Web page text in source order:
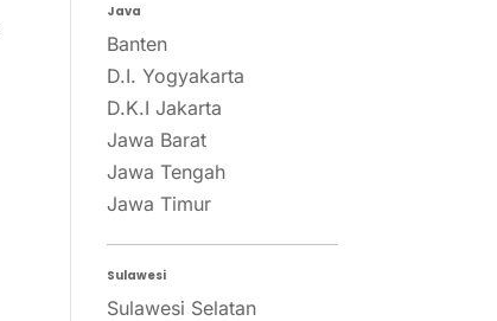
Java
Banten
D.I. Yogyakarta
D.K.I Jakarta
Jawa Barat
Jawa Tengah
Jawa Timur
Sulawesi
Sulawesi Selatan